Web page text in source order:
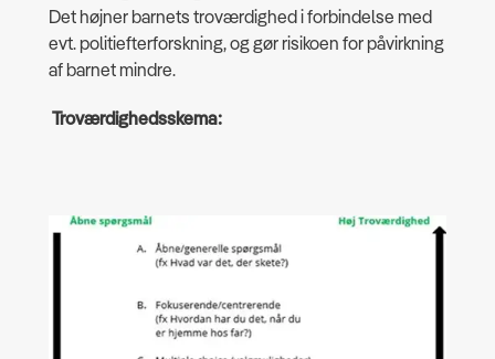
Det højner barnets troværdighed i forbindelse med
evt. politiefterforskning, og gør risikoen for påvirkning
af barnet mindre.
Troværdighedsskema: